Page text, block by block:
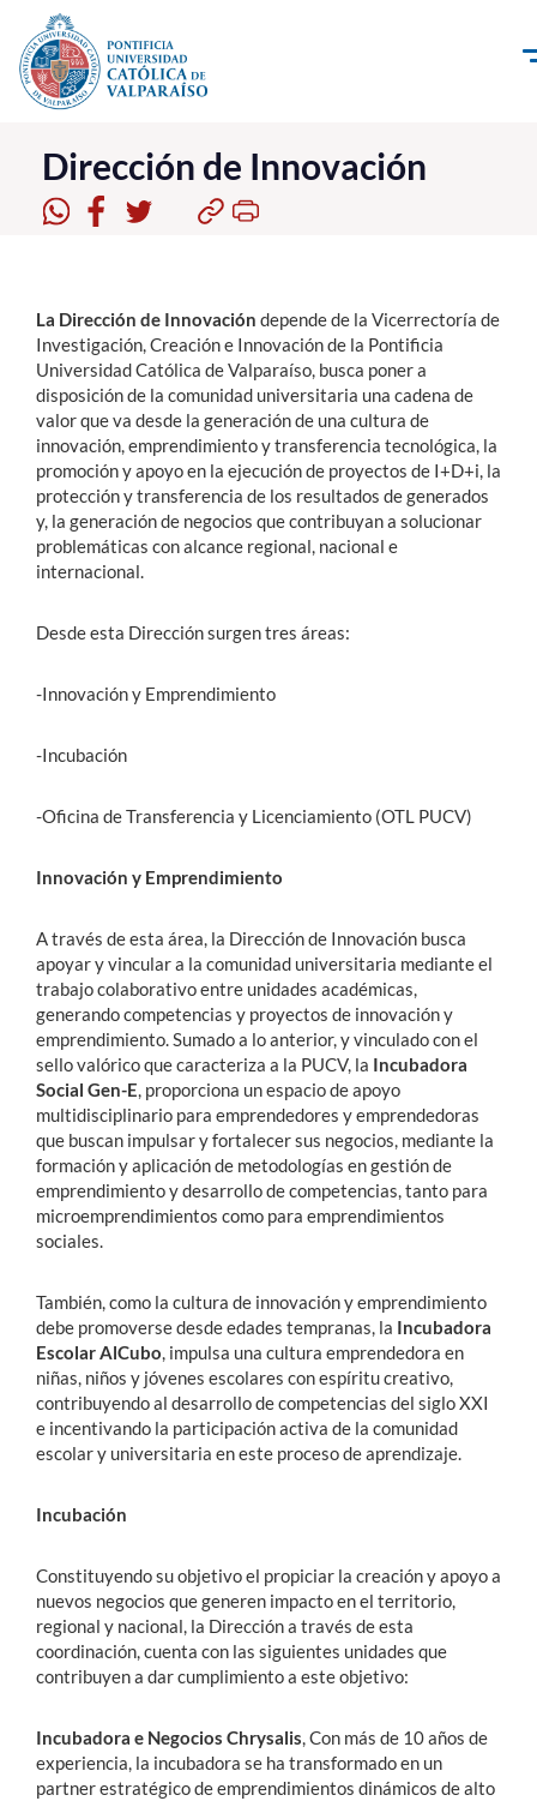
Click acá para ir directamente al contenido
La Universidad
Investigación, Creación e Innovación
Admisión
Pregrado
Postgrado
Formación Continua
Funcionarios
Dirección de Innovación
La Dirección de Innovación depende de la Vicerrectoría de
Investigación, Creación e Innovación de la Pontificia
Universidad Católica de Valparaíso, busca poner a
disposición de la comunidad universitaria una cadena de
valor que va desde la generación de una cultura de
innovación, emprendimiento y transferencia tecnológica, la
promoción y apoyo en la ejecución de proyectos de I+D+i, la
protección y transferencia de los resultados de generados
y, la generación de negocios que contribuyan a solucionar
problemáticas con alcance regional, nacional e
internacional.
Desde esta Dirección surgen tres áreas:
-Innovación y Emprendimiento
-Incubación
-Oficina de Transferencia y Licenciamiento (OTL PUCV)
Innovación y Emprendimiento
A través de esta área, la Dirección de Innovación busca
apoyar y vincular a la comunidad universitaria mediante el
trabajo colaborativo entre unidades académicas,
generando competencias y proyectos de innovación y
emprendimiento. Sumado a lo anterior, y vinculado con el
sello valórico que caracteriza a la PUCV, la Incubadora
Social Gen-E, proporciona un espacio de apoyo
multidisciplinario para emprendedores y emprendedoras
que buscan impulsar y fortalecer sus negocios, mediante la
formación y aplicación de metodologías en gestión de
emprendimiento y desarrollo de competencias, tanto para
microemprendimientos como para emprendimientos
sociales.
También, como la cultura de innovación y emprendimiento
debe promoverse desde edades tempranas, la Incubadora
Escolar AlCubo, impulsa una cultura emprendedora en
niñas, niños y jóvenes escolares con espíritu creativo,
contribuyendo al desarrollo de competencias del siglo XXI
e incentivando la participación activa de la comunidad
escolar y universitaria en este proceso de aprendizaje.
Incubación
Constituyendo su objetivo el propiciar la creación y apoyo a
nuevos negocios que generen impacto en el territorio,
regional y nacional, la Dirección a través de esta
coordinación, cuenta con las siguientes unidades que
contribuyen a dar cumplimiento a este objetivo:
Incubadora e Negocios Chrysalis, Con más de 10 años de
experiencia, la incubadora se ha transformado en un
partner estratégico de emprendimientos dinámicos de alto